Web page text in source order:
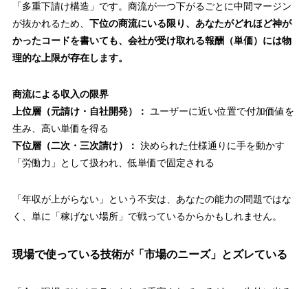
「多重下請け構造」です。商流が一つ下がるごとに中間マージン
が抜かれるため、 下位の商流にいる限り、あなたがどれほど神が
かったコードを書いても、会社が受け取れる報酬（単価）には物
理的な上限が存在します。
商流による収入の限界
上位層（元請け・自社開発）： ユーザーに近い位置で付加価値を
生み、高い単価を得る
下位層（二次・三次請け）： 決められた仕様通りに手を動かす
「労働力」として扱われ、低単価で固定される
「年収が上がらない」という不安は、あなたの能力の問題ではな
く、単に
「稼げない場所」で戦っているからかもしれません。
現場で使っている技術が「市場のニーズ」とズレている